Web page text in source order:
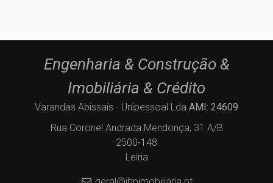
Engenharia & Construção &
Imobiliária & Crédito
Varandas Abissais - Unipessoal Lda AMI: 24609
Rua Coronel Andrada Mendonça, 31 A/B
2500-148
Leiria